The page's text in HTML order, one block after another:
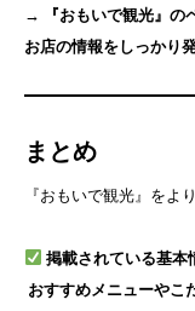
→ 『おもいで観光』の
お店の情報をしっかり
まとめ
『おもいで観光』をよ
掲載されている基本
おすすめメニューやこ